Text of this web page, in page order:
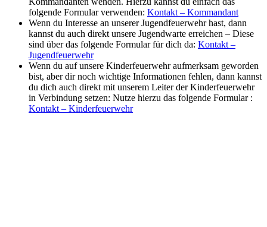
folgende Formular verwenden: Kontakt – Kommandant
Wenn du Interesse an unserer Jugendfeuerwehr hast, dann
kannst du auch direkt unsere Jugendwarte erreichen – Diese
sind über das folgende Formular für dich da: Kontakt –
Jugendfeuerwehr
Wenn du auf unsere Kinderfeuerwehr aufmerksam geworden
bist, aber dir noch wichtige Informationen fehlen, dann kannst
du dich auch direkt mit unserem Leiter der Kinderfeuerwehr
in Verbindung setzen: Nutze hierzu das folgende Formular :
Kontakt – Kinderfeuerwehr